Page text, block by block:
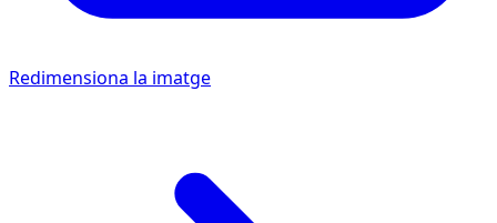
Redimensiona la imatge